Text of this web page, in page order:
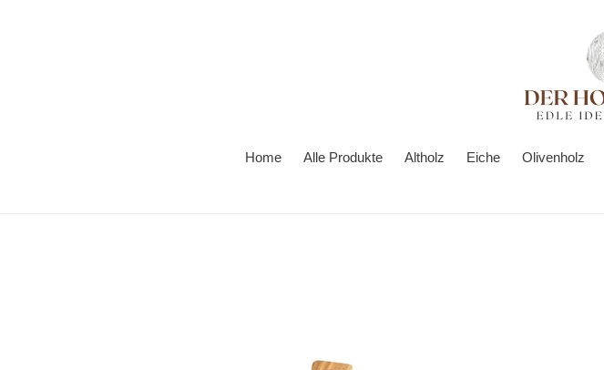
Home Alle Produkte Altholz Eiche Olivenholz